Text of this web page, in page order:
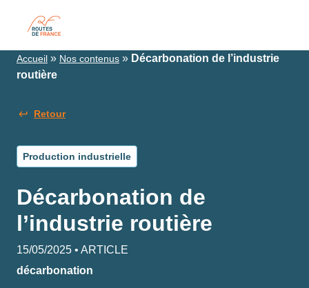
Accueil » Nos contenus » Décarbonation de l’industrie
routière
Retour
Production industrielle
Décarbonation de
l’industrie routière
15/05/2025 • ARTICLE
décarbonation